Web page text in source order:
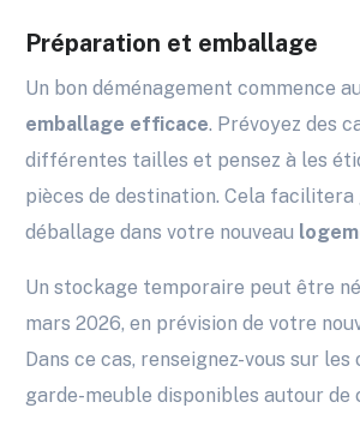
Préparation et emballage
Un bon déménagement commence
emballage efficace. Prévoyez des
différentes tailles et pensez à les
pièces de destination. Cela
déballage dans votre nouveau
Un stockage temporaire peut être
mars 2026, en prévision de votre
Dans ce cas, renseignez-vous sur les
garde-meuble disponibles autour de